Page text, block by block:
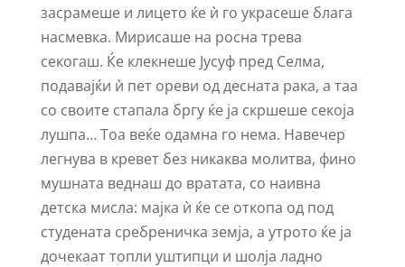
засрамеше и лицето ќе ѝ го украсеше блага
насмевка. Мирисаше на росна трева
секогаш. Ќе клекнеше Јусуф пред Селма,
подавајќи ѝ пет ореви од десната рака, а таа
со своите стапала бргу ќе ја скршеше секоја
лушпа… Тоа веќе одамна го нема. Навечер
легнува в кревет без никаква молитва, фино
мушната веднаш до вратата, со наивна
детска мисла: мајка ѝ ќе се откопа од под
студената сребреничка земја, а утрото ќе ја
дочекаат топли уштипци и шолја ладно